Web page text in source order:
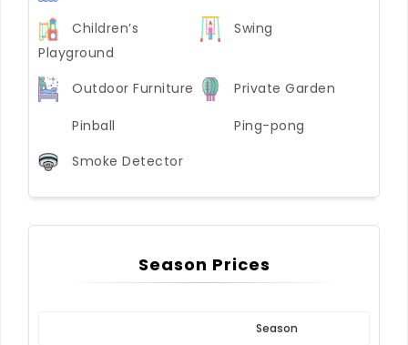
Children’s
Playground
Swing
Outdoor Furniture Private Garden
Pinball
Ping-pong
Smoke Detector
Season Prices
Season